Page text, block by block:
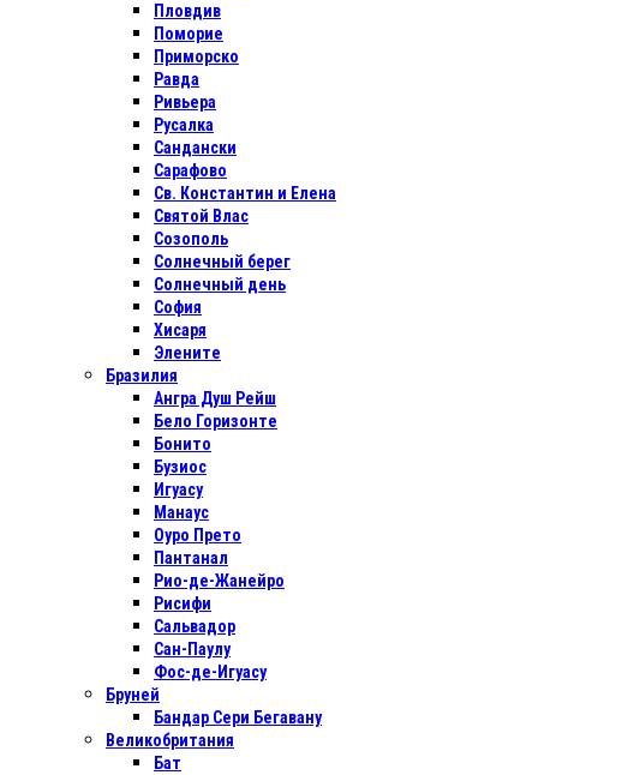
Пловдив
Поморие
Приморско
Равда
Ривьера
Русалка
Сандански
Сарафово
Св. Константин и Елена
Святой Влас
Созополь
Солнечный берег
Солнечный день
София
Хисаря
Элените
Бразилия
Ангра Душ Рейш
Бело Горизонте
Бонито
Бузиос
Игуасу
Манаус
Оуро Прето
Пантанал
Рио-де-Жанейро
Рисифи
Сальвадор
Сан-Паулу
Фос-де-Игуасу
Бруней
Бандар Сери Бегавану
Великобритания
Бат